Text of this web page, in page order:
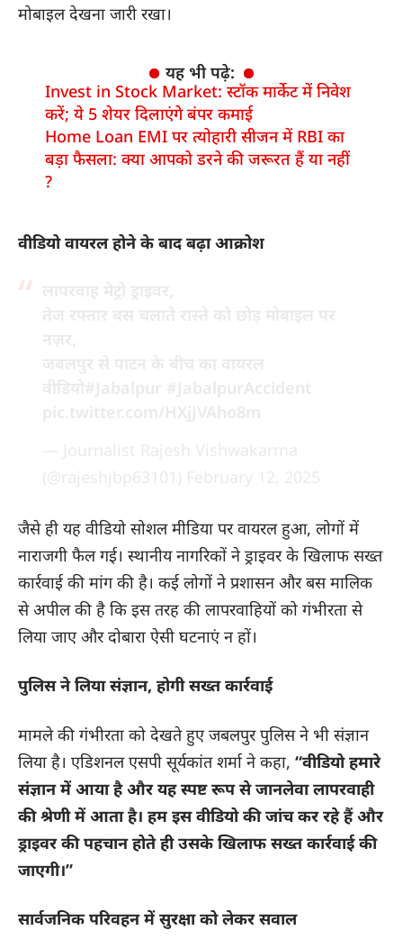
मोबाइल देखना जारी रखा।
यह भी पढ़े:
Invest in Stock Market: स्टॉक मार्केट में निवेश
करें; ये 5 शेयर दिलाएंगे बंपर कमाई
Home Loan EMI पर त्योहारी सीजन में RBI का
बड़ा फैसला: क्या आपको डरने की जरूरत हैं या नहीं
?
वीडियो वायरल होने के बाद बढ़ा आक्रोश
जैसे ही यह वीडियो सोशल मीडिया पर वायरल हुआ, लोगों में
नाराजगी फैल गई। स्थानीय नागरिकों ने ड्राइवर के खिलाफ सख्त
कार्रवाई की मांग की है। कई लोगों ने प्रशासन और बस मालिक
से अपील की है कि इस तरह की लापरवाहियों को गंभीरता से
लिया जाए और दोबारा ऐसी घटनाएं न हों।
पुलिस ने लिया संज्ञान, होगी सख्त कार्रवाई
मामले की गंभीरता को देखते हुए जबलपुर पुलिस ने भी संज्ञान
लिया है। एडिशनल एसपी सूर्यकांत शर्मा ने कहा, “वीडियो हमारे
संज्ञान में आया है और यह स्पष्ट रूप से जानलेवा लापरवाही
की श्रेणी में आता है। हम इस वीडियो की जांच कर रहे हैं और
ड्राइवर की पहचान होते ही उसके खिलाफ सख्त कार्रवाई की
जाएगी।”
सार्वजनिक परिवहन में सुरक्षा को लेकर सवाल